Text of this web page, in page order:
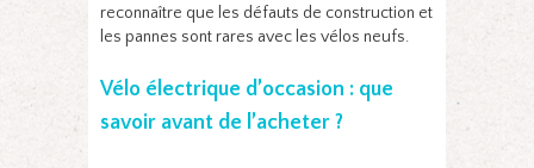
reconnaître que les défauts de construction et
les pannes sont rares avec les vélos neufs.
Vélo électrique d’occasion : que
savoir avant de l’acheter ?